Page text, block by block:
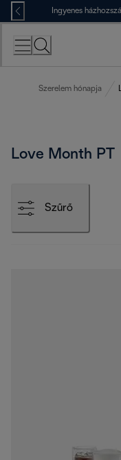
Skip
to
Content
Ingyenes
Szerelem hónapja
Love Month PT
Szűrő